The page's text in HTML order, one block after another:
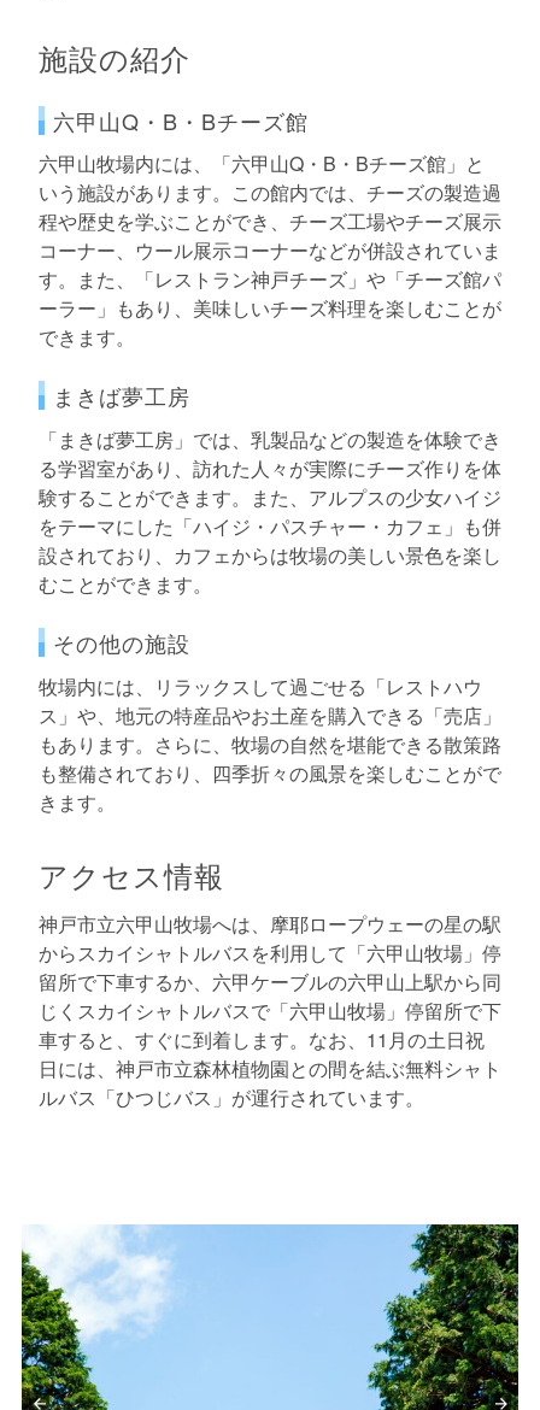
施設の紹介
六甲山Q・B・Bチーズ館
六甲山牧場内には、「六甲山Q・B・Bチーズ館」と
いう施設があります。この館内では、チーズの製造過
程や歴史を学ぶことができ、チーズ工場やチーズ展示
コーナー、ウール展示コーナーなどが併設されていま
す。また、「レストラン神戸チーズ」や「チーズ館パ
ーラー」もあり、美味しいチーズ料理を楽しむことが
できます。
まきば夢工房
「まきば夢工房」では、乳製品などの製造を体験でき
る学習室があり、訪れた人々が実際にチーズ作りを体
験することができます。また、アルプスの少女ハイジ
をテーマにした「ハイジ・パスチャー・カフェ」も併
設されており、カフェからは牧場の美しい景色を楽し
むことができます。
その他の施設
牧場内には、リラックスして過ごせる「レストハウ
ス」や、地元の特産品やお土産を購入できる「売店」
もあります。さらに、牧場の自然を堪能できる散策路
も整備されており、四季折々の風景を楽しむことがで
きます。
アクセス情報
神戸市立六甲山牧場へは、摩耶ロープウェーの星の駅
からスカイシャトルバスを利用して「六甲山牧場」停
留所で下車するか、六甲ケーブルの六甲山上駅から同
じくスカイシャトルバスで「六甲山牧場」停留所で下
車すると、すぐに到着します。なお、11月の土日祝
日には、神戸市立森林植物園との間を結ぶ無料シャト
ルバス「ひつじバス」が運行されています。